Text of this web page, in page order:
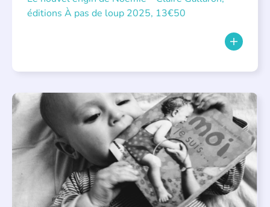
éditions À pas de loup 2025, 13€50
APPEL À SOUTIEN